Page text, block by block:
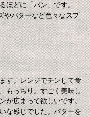
ほどに「パン」です。
やバターなど色々なスプ
す。レンジでチンして食
もっちり。すごく美味し
が広まって欲しいです。
な感じでした。バターを